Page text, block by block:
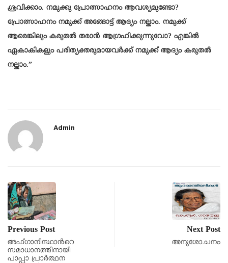
ശ്രവിക്കാം. നമുക്കു പ്രോത്സാഹനം ആവശ്യമുണ്ടോ?
പ്രോത്സാഹനം നമുക്ക് അങ്ങോട്ട് ആദ്യം നല്കാം. നമുക്ക്
ആരെങ്കിലും കരുതൽ തരാൻ ആഗ്രഹിക്കുന്നുവോ? എങ്കിൽ
ഏകാകികളും പരിത്യക്തരുമായവർക്ക് നമുക്ക് ആദ്യം കരുതൽ
നല്കാം.”
Admin
Previous Post
അഫ്ഗാനിസ്ഥാന്‍റെ
സമാധാനത്തിനായി
പാപ്പാ പ്രാർത്ഥന
Next Post
അനുശോചനം